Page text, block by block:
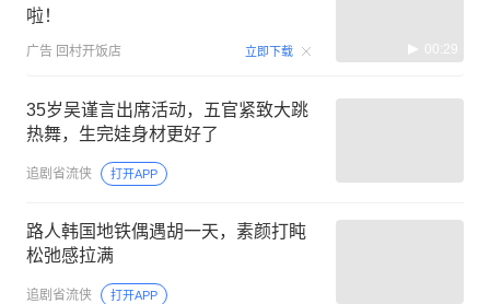
啦！
广告 回村开饭店 立即下载 00:29
35岁吴谨言出席活动，五官紧致大跳
热舞，生完娃身材更好了
追剧省流侠 打开APP
路人韩国地铁偶遇胡一天，素颜打盹
松弛感拉满
追剧省流侠 打开APP